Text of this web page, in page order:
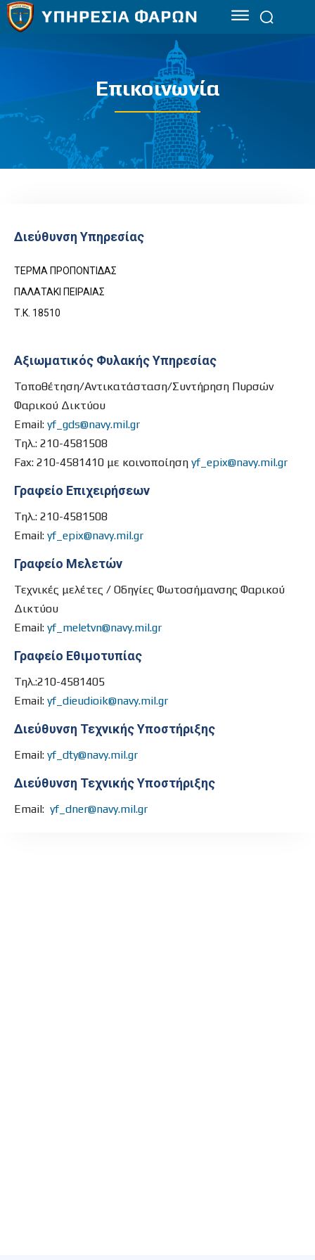
Επικοινωνία
Διεύθυνση Υπηρεσίας
ΤΕΡΜΑ ΠΡΟΠΟΝΤΙΔΑΣ
ΠΑΛΑΤΑΚΙ ΠΕΙΡΑΙΑΣ
Τ.Κ. 18510
Αξιωματικός Φυλακής Υπηρεσίας
Τοποθέτηση/Αντικατάσταση/Συντήρηση Πυρσών
Φαρικού Δικτύου
Email: yf_gds@navy.mil.gr
Τηλ.: 210-4581508
Fax: 210-4581410 με κοινοποίηση yf_epix@navy.mil.gr
Γραφείο Επιχειρήσεων
Τηλ.: 210-4581508
Email: yf_epix@navy.mil.gr
Γραφείο Μελετών
Τεχνικές μελέτες / Οδηγίες Φωτοσήμανσης Φαρικού
Δικτύου
Email: yf_meletvn@navy.mil.gr
Γραφείο Εθιμοτυπίας
Τηλ.:210-4581405
Email: yf_dieudioik@navy.mil.gr
Διεύθυνση Τεχνικής Υποστήριξης
Email: yf_dty@navy.mil.gr
Διεύθυνση Τεχνικής Υποστήριξης
Email: yf_dner@navy.mil.gr